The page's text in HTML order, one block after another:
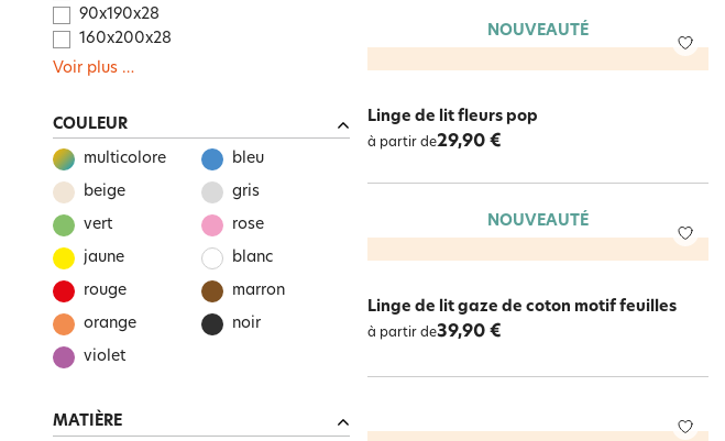
90x190x28
160x200x28
Voir plus …
COULEUR
multicolore
bleu
beige
gris
vert
rose
jaune
blanc
rouge
marron
orange
noir
violet
MATIÈRE
NOUVEAUTÉ
Linge de lit fleurs pop
à partir de29,90 €
NOUVEAUTÉ
Linge de lit gaze de coton motif feuilles
à partir de39,90 €